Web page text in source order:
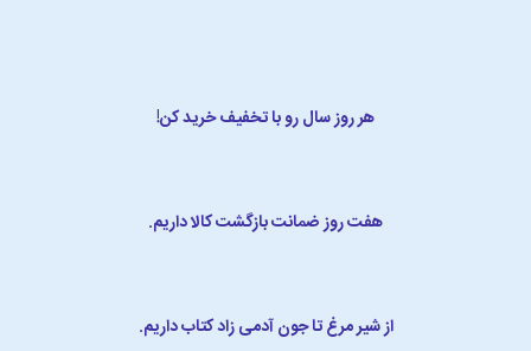
هر روز سال رو با تخفیف خرید کن!
هفت روز ضمانت بازگشت کالا داریم.
از شیر مرغ تا جون آدمی زاد کتاب داریم.